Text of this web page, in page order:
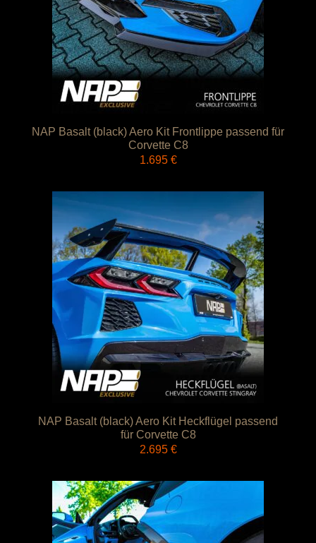
NAP Basalt (black) Aero Kit Frontlippe passend für
Corvette C8
1.695 €
NAP Basalt (black) Aero Kit Heckflügel passend
für Corvette C8
2.695 €